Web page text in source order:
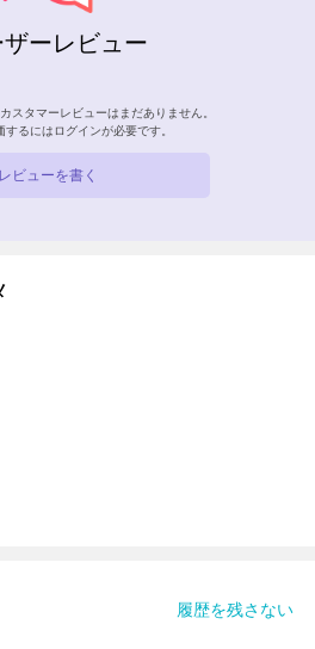
ーレビュー
スタマーレビューはまだありません。
するには ログインが必要です。
レビューを書く
履歴を残さない